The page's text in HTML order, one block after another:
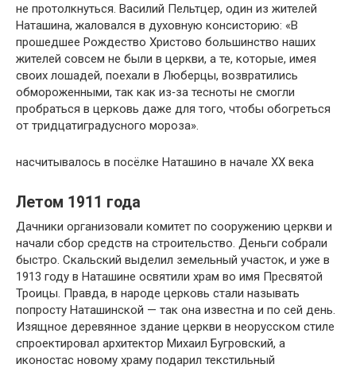
не протолкнуться. Василий Пельтцер, один из жителей
Наташина, жаловался в духовную консисторию: «В
прошедшее Рождество Христово большинство наших
жителей совсем не были в церкви, а те, которые, имея
своих лошадей, поехали в Люберцы, возвратились
обмороженными, так как из‑за тесноты не смогли
пробраться в церковь даже для того, чтобы обогреться
от тридцатиградусного мороза».
насчитывалось в посёлке Наташино в начале XX века
Летом 1911 года
Дачники организовали комитет по сооружению церкви и
начали сбор средств на строительство. Деньги собрали
быстро. Скальский выделил земельный участок, и уже в
1913 году в Наташине освятили храм во имя Пресвятой
Троицы. Правда, в народе церковь стали называть
попросту Наташинской — так она известна и по сей день.
Изящное деревянное здание церкви в неорусском стиле
спроектировал архитектор Михаил Бугровский, а
иконостас новому храму подарил текстильный